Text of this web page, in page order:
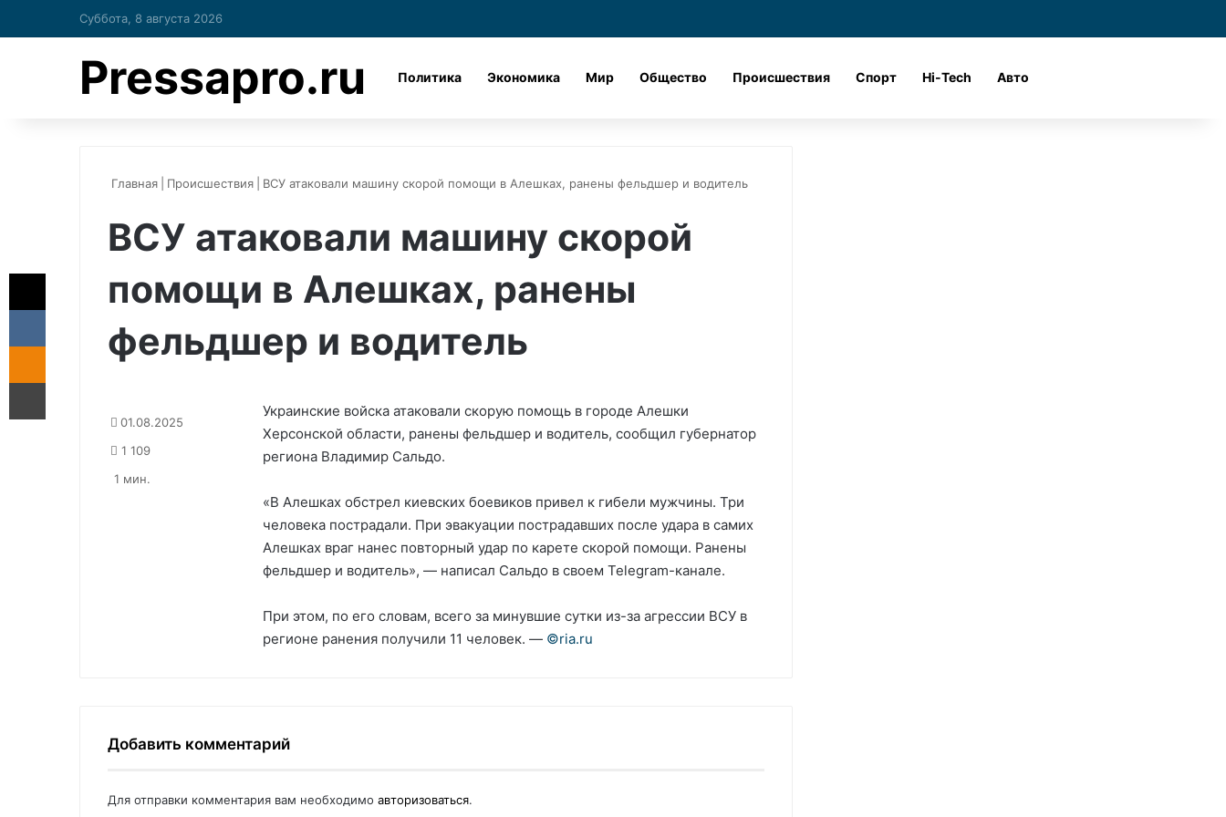
Суббота, 8 августа 2026
dzen
Pressapro.ru Политика Экономика Мир Общество Происшествия Спорт Hi-Tech Авто
Главная Происшествия ВСУ атаковали машину скорой помощи в Алешках, ранены фельдшер и водитель
ВСУ атаковали машину скорой
помощи в Алешках, ранены
фельдшер и водитель
Украинские войска атаковали скорую помощь в городе Алешки
Херсонской области, ранены фельдшер и водитель, сообщил губернатор
региона Владимир Сальдо.
«В Алешках обстрел киевских боевиков привел к гибели мужчины. Три
человека пострадали. При эвакуации пострадавших после удара в самих
Алешках враг нанес повторный удар по карете скорой помощи. Ранены
фельдшер и водитель», — написал Сальдо в своем Telegram-канале.
При этом, по его словам, всего за минувшие сутки из-за агрессии ВСУ в
регионе ранения получили 11 человек. — ©riа.ru
01.08.2025
1 109
1 мин.
Добавить комментарий
Для отправки комментария вам необходимо авторизоваться.
Одноклассники